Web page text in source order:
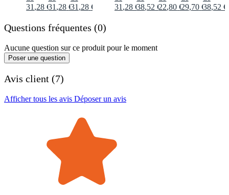
31,28 €31,28 €31,28 €
31,28 €38,52 €22,80 €29,70 €38,52 €
Questions fréquentes (0)
Aucune question sur ce produit pour le moment
Poser une question
Avis client (7)
Afficher tous les avis Déposer un avis